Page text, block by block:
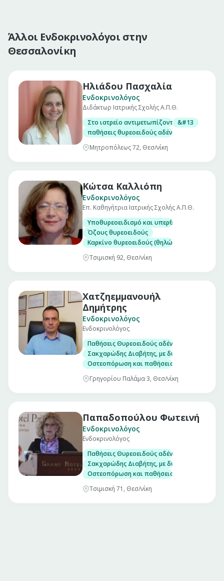
Άλλοι Ενδοκρινολόγοι στην
Θεσσαλονίκη
Ηλιάδου Πασχαλία
Ενδοκρινολόγος
Διδάκτωρ Ιατρικής Σχολής Α.Π.Θ.
Στο ιατρείο αντιμετωπίζονται&#13
παθήσεις θυρεοειδούς αδένα
Μητροπόλεως 72, Θεσ/νίκη
Κώτσα Καλλιόπη
Ενδοκρινολόγος
Επ. Καθηγήτρια Ιατρικής Σχολής Α.Π.Θ.
Υποθυρεοειδισμό και υπερθυρεοειδισμό
Όζους θυρεοειδούς
Καρκίνο θυρεοειδούς (θηλώδες,
Τσιμισκή 92, Θεσ/νίκη
Χατζηεμμανουήλ
Δημήτρης
Ενδοκρινολόγος
Ενδοκρινολόγος
Παθήσεις Θυρεοειδούς αδένα, με
Σακχαρώδης Διαβήτης, με δυνατότητα
Οστεοπόρωση και παθήσεις μεταβολισμού
Γρηγορίου Παλάμα 3, Θεσ/νίκη
Παπαδοπούλου Φωτεινή
Ενδοκρινολόγος
Ενδοκρινολόγος
Παθήσεις Θυρεοειδούς αδένα, με
Σακχαρώδης Διαβήτης, με δυνατότητα
Οστεοπόρωση και παθήσεις μεταβολισμού
Τσιμισκή 71, Θεσ/νίκη